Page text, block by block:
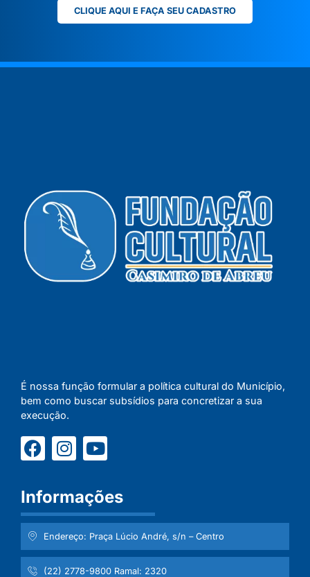
CLIQUE AQUI E FAÇA SEU CADASTRO
É nossa função formular a política cultural do Município,
bem como buscar subsídios para concretizar a sua
execução.
Informações
Endereço: Praça Lúcio André, s/n – Centro
(22) 2778-9800 Ramal: 2320